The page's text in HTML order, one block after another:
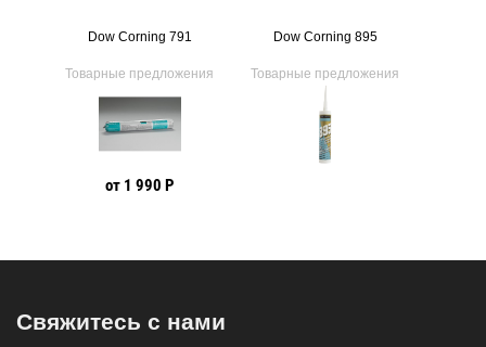
Dow Corning 791
Товарные предложения
от 1 990 Р
Dow Corning 895
Товарные предложения
Свяжитесь с нами